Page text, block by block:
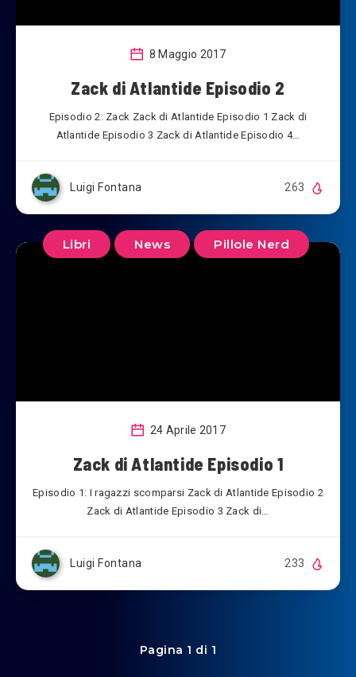
8 Maggio 2017
Zack di Atlantide Episodio 2
Episodio 2: Zack Zack di Atlantide Episodio 1 Zack di
Atlantide Episodio 3 Zack di Atlantide Episodio 4…
Luigi Fontana 263
Libri News Pillole Nerd
24 Aprile 2017
Zack di Atlantide Episodio 1
Episodio 1: I ragazzi scomparsi Zack di Atlantide Episodio 2
Zack di Atlantide Episodio 3 Zack di…
Luigi Fontana 233
Pagina 1 di 1